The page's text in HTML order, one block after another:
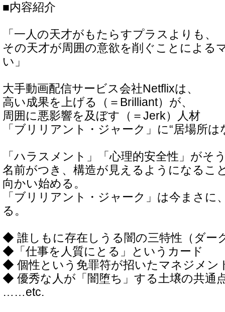
■内容紹介
「一人の天才がもたらすプラスよりも、
その天才が周囲の意欲を削ぐことによる
い」
大手動画配信サービス会社Netflixは、
高い成果を上げる（＝Brilliant）が、
周囲に悪影響を及ぼす（＝Jerk）人材
「ブリリアント・ジャーク」に“居場所
「ハラスメント」「心理的安全性」がそ
名前がつき、構造が見えるようになるこ
向かい始める。
「ブリリアント・ジャーク」は今まさに
る。
◆ 誰しもに存在しうる闇の三特性（ダー
◆「仕事を人質にとる」というカード
◆ 個性という免罪符が招いたマネジメン
◆ 優秀な人が「闇堕ち」する土壌の共通
……etc.